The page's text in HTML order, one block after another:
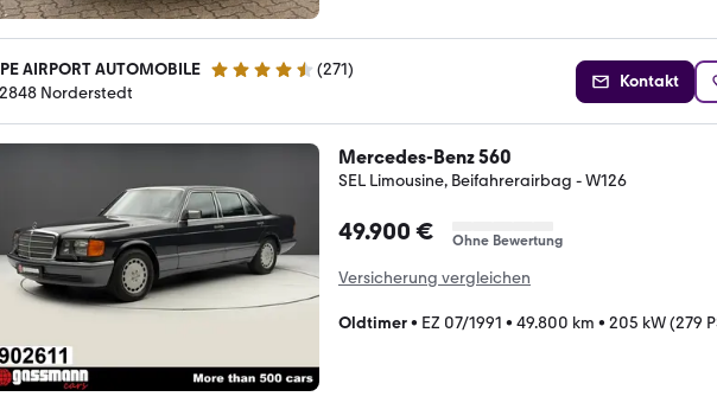
AIRPORT AUTOMOBILE 4.7 Sterne (271)
Norderstedt
Kontakt
Mercedes-Benz 560
SEL Limousine, Beifahrerairbag - W126
49.900 € Ohne Bewertung
Versicherung vergleichen
Oldtimer• EZ 07/1991 • 49.800 km • 205 kW (279